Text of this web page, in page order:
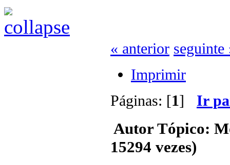
« anterior seguinte
Imprimir
Páginas: [1] Ir
AutorTópico:
15294 vezes)